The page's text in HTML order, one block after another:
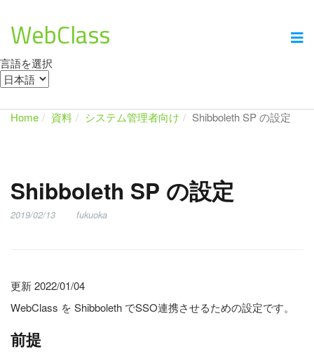
WebClass
言語を選択
Home 資料 システム管理者向け Shibboleth SP の設定
Shibboleth SP の設定
2019/02/13 fukuoka
更新 2022/01/04
WebClass を Shibboleth でSSO連携させるための設定です。
前提